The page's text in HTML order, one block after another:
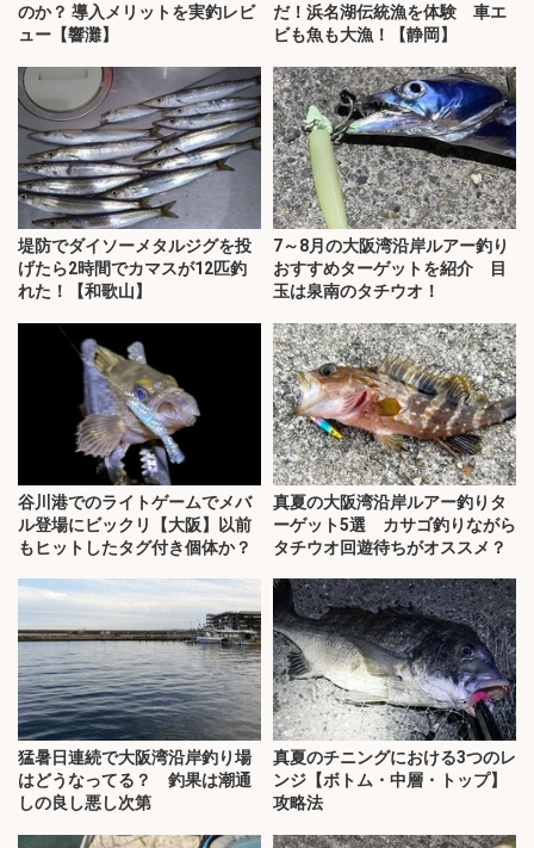
のか？ 導入メリットを実釣レビ
ュー【響灘】
だ！浜名湖伝統漁を体験 車エ
ビも魚も大漁！【静岡】
堤防でダイソーメタルジグを投
げたら2時間でカマスが12匹釣
れた！【和歌山】
7～8月の大阪湾沿岸ルアー釣り
おすすめターゲットを紹介 目
玉は泉南のタチウオ！
谷川港でのライトゲームでメバ
ル登場にビックリ【大阪】以前
もヒットしたタグ付き個体か？
真夏の大阪湾沿岸ルアー釣りタ
ーゲット5選 カサゴ釣りながら
タチウオ回遊待ちがオススメ？
猛暑日連続で大阪湾沿岸釣り場
はどうなってる？ 釣果は潮通
しの良し悪し次第
真夏のチニングにおける3つのレ
ンジ【ボトム・中層・トップ】
攻略法